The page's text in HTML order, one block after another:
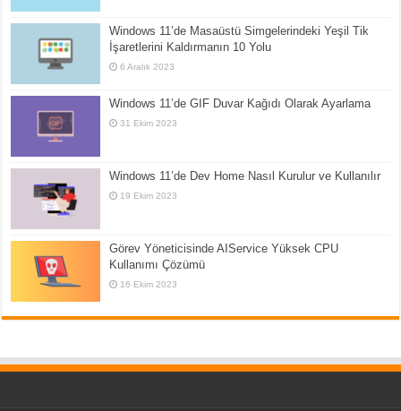
Windows 11’de Masaüstü Simgelerindeki Yeşil Tik
İşaretlerini Kaldırmanın 10 Yolu
6 Aralık 2023
Windows 11’de GIF Duvar Kağıdı Olarak Ayarlama
31 Ekim 2023
Windows 11’de Dev Home Nasıl Kurulur ve Kullanılır
19 Ekim 2023
Görev Yöneticisinde AIService Yüksek CPU
Kullanımı Çözümü
16 Ekim 2023